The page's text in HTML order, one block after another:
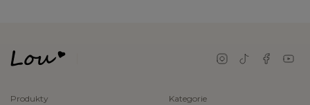
Produkty Kategorie